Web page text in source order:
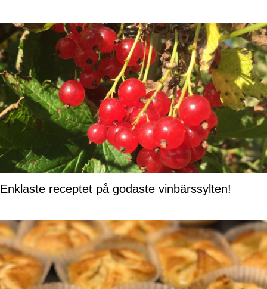
Enklaste receptet på godaste vinbärssylten!